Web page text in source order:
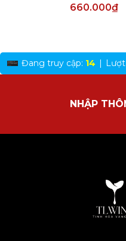
660.000₫
Đang truy cập: 14 |
NHẬP